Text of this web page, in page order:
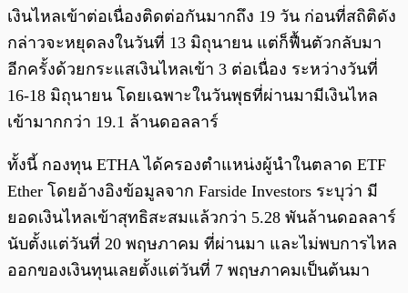
เงินไหลเข้าต่อเนื่องติดต่อกันมากถึง 19 วัน ก่อนที่สถิติดัง
กล่าวจะหยุดลงในวันที่ 13 มิถุนายน แต่ก็ฟื้นตัวกลับมา
อีกครั้งด้วยกระแสเงินไหลเข้า 3 ต่อเนื่อง ระหว่างวันที่
16-18 มิถุนายน โดยเฉพาะในวันพุธที่ผ่านมามีเงินไหล
เข้ามากกว่า 19.1 ล้านดอลลาร์
ทั้งนี้ กองทุน ETHA ได้ครองตำแหน่งผู้นำในตลาด ETF
Ether โดยอ้างอิงข้อมูลจาก Farside Investors ระบุว่า มี
ยอดเงินไหลเข้าสุทธิสะสมแล้วกว่า 5.28 พันล้านดอลลาร์
นับตั้งแต่วันที่ 20 พฤษภาคม ที่ผ่านมา และไม่พบการไหล
ออกของเงินทุนเลยตั้งแต่วันที่ 7 พฤษภาคมเป็นต้นมา